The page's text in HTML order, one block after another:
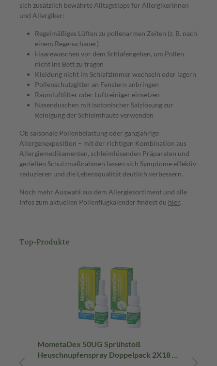
sich zusätzlich bewährte Alltagstipps für Allergikerinnen
und Allergiker:
Regelmäßiges Lüften zu pollenarmen Zeiten (z. B. nach
einem Regenschauer)
Haarewaschen vor dem Schlafengehen, um Pollen
nicht ins Bett zu tragen
Kleidung nicht im Schlafzimmer wechseln oder lagern
Pollenschutzgitter an Fenstern anbringen
Raumluftfilter oder Luftreiniger einsetzen
Nasenduschen mit isotonischer Salzlösung zur
Reinigung der Schleimhäute verwenden
Ob saisonale Pollenbelastung oder ganzjährige
Allergenexposition – mit der richtigen Kombination aus
Allergiemedikamenten, schleimlösenden Präparaten und
gezielten Schutzmaßnahmen lassen sich Symptome effektiv
reduzieren und die Lebensqualität deutlich verbessern.
Noch mehr Auswahl aus dem Allergiesortiment und alle
Infos zum aktuellen Pollenflugkalender findest du hier.
Top-Produkte
MometaDex 50UG Sprühstoß
Heuschnupfenspray Doppelpack 2X18 g